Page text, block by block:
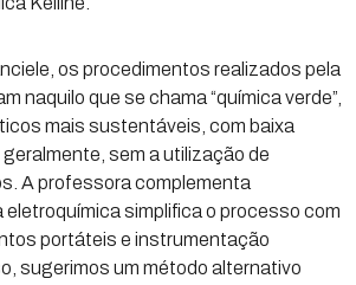
os procedimentos realizados pela
naquilo que se chama “química verde”,
mais sustentáveis, com baixa
sem a utilização de
A professora complementa
simplifica o processo com
portáteis e instrumentação
sugerimos um método alternativo